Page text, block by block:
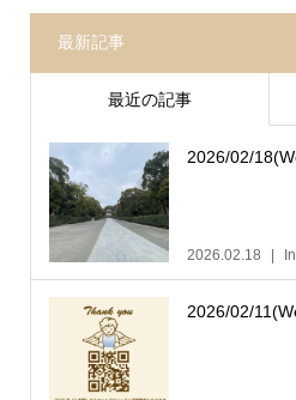
最新記事
最近の記事
2026/02/
2026.02.18
2026/02/